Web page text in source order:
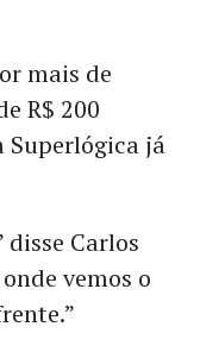
mais de
R$ 200
Superlógica já
disse Carlos
vemos o